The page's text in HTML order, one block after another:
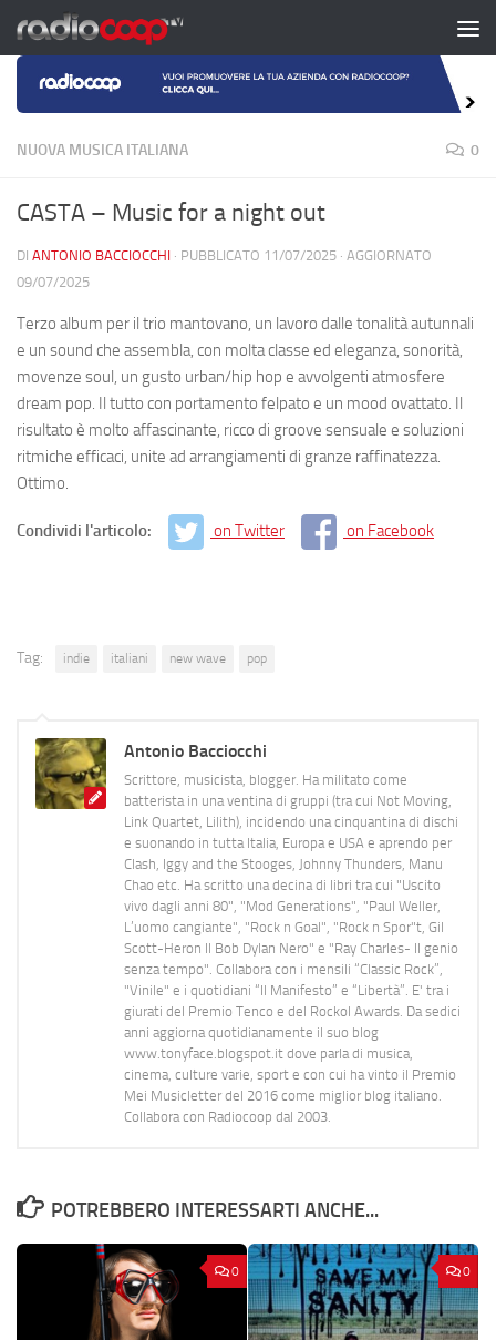
Salta al contenuto
NUOVA MUSICA ITALIANA 0
CASTA – Music for a night out
DI ANTONIO BACCIOCCHI · PUBBLICATO 11/07/2025 · AGGIORNATO
09/07/2025
Terzo album per il trio mantovano, un lavoro dalle tonalità autunnali
e un sound che assembla, con molta classe ed eleganza, sonorità,
movenze soul, un gusto urban/hip hop e avvolgenti atmosfere
dream pop. Il tutto con portamento felpato e un mood ovattato. Il
risultato è molto affascinante, ricco di groove sensuale e soluzioni
ritmiche efficaci, unite ad arrangiamenti di granze raffinatezza.
Ottimo.
Condividi l'articolo: on Twitter on Facebook
Tag: indie italiani new wave pop
Antonio Bacciocchi
Scrittore, musicista, blogger. Ha militato come
batterista in una ventina di gruppi (tra cui Not Moving,
Link Quartet, Lilith), incidendo una cinquantina di dischi
e suonando in tutta Italia, Europa e USA e aprendo per
Clash, Iggy and the Stooges, Johnny Thunders, Manu
Chao etc. Ha scritto una decina di libri tra cui "Uscito
vivo dagli anni 80", "Mod Generations", "Paul Weller,
L’uomo cangiante", "Rock n Goal", "Rock n Spor"t, Gil
Scott-Heron Il Bob Dylan Nero" e "Ray Charles- Il genio
senza tempo". Collabora con i mensili “Classic Rock”,
"Vinile" e i quotidiani “Il Manifesto” e “Libertà”. E' tra i
giurati del Premio Tenco e del Rockol Awards. Da sedici
anni aggiorna quotidianamente il suo blog
www.tonyface.blogspot.it dove parla di musica,
cinema, culture varie, sport e con cui ha vinto il Premio
Mei Musicletter del 2016 come miglior blog italiano.
Collabora con Radiocoop dal 2003.
POTREBBERO INTERESSARTI ANCHE...
0 0